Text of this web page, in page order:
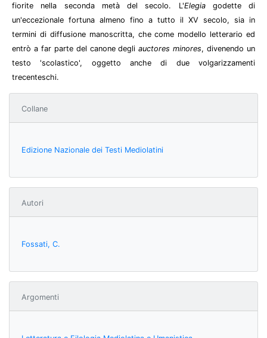
fiorite nella seconda metà del secolo. L'Elegiagodette di
un'eccezionale fortuna almeno fino a tutto il XV secolo, sia in
termini di diffusione manoscritta, che come modello letterario ed
entrò a far parte del canone degliauctores minores, divenendo un
testo 'scolastico', oggetto anche di due volgarizzamenti
trecenteschi.
Collane
Edizione Nazionale dei Testi Mediolatini
Autori
Fossati, C.
Argomenti